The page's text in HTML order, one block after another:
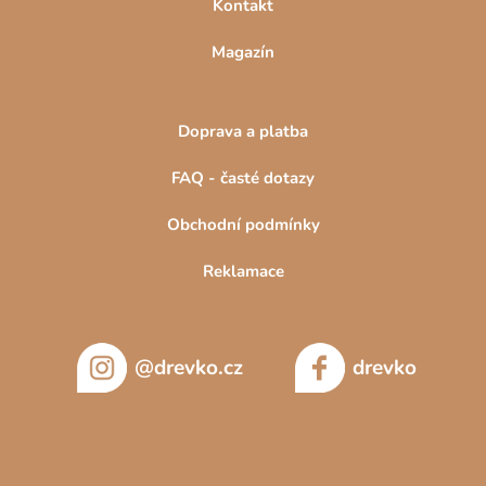
Kontakt
Magazín
Doprava a platba
FAQ - časté dotazy
Obchodní podmínky
Reklamace
@drevko.cz drevko